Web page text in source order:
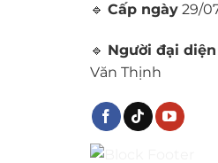
🔹 Cấp ngày 29/
🔹 Người đại
Văn Thịnh